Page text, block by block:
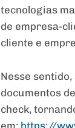
tecnologias
de empresa-
cliente e
Nesse
documentos
check,
em: https://